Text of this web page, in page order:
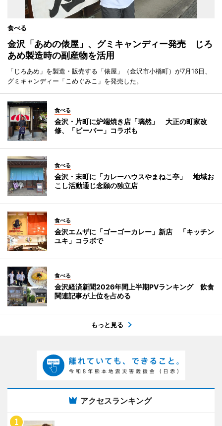
食べる
金沢「あめの俵屋」、グミキャンディー発売 じろ
あめ製造時の副産物を活用
「じろあめ」を製造・販売する「俵屋」（金沢市小橋町）が7月16日、
グミキャンディー「こめぐみこ」を発売した。
食べる
金沢・片町に炉端焼き店「璃然」 大正の町家改
修、「ビーバー」コラボも
食べる
金沢・末町に「カレーハウスやまねこ亭」 地域お
こし活動通じ念願の独立店
食べる
金沢エムザに「ゴーゴーカレー」新店 「キッチン
ユキ」コラボで
食べる
金沢経済新聞2026年間上半期PVランキング 飲食
関連記事が上位を占める
もっと見る
アクセスランキング